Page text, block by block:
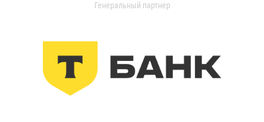
Генеральный партнер